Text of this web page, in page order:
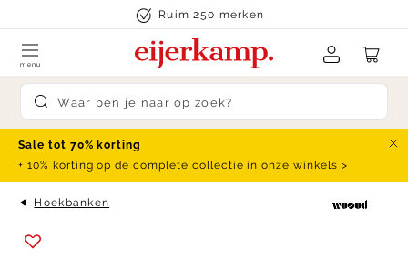
Ruim 250 merken
Submit search
menu
Sale tot 70% korting
+ 10% korting op de complete collectie in onze winkels >
Hoekbanken